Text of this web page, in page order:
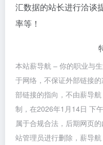
汇数据的站长进行洽谈
率等！
本站薪导航 – 你的职业与
于网络，不保证外部链接
部链接的指向，不由薪导
制，在2026年1月14日 下
属于合规合法，后期网页
站管理员进行删除，薪导